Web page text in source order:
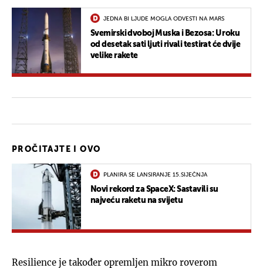
JEDNA BI LJUDE MOGLA ODVESTI NA MARS
Svemirski dvoboj Muska i Bezosa: U roku
od desetak sati ljuti rivali testirat će dvije
velike rakete
PROČITAJTE I OVO
PLANIRA SE LANSIRANJE 15.SIJEČNJA
Novi rekord za SpaceX: Sastavili su
najveću raketu na svijetu
Resilience je također opremljen mikro roverom